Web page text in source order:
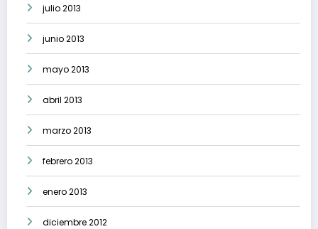
julio 2013
junio 2013
mayo 2013
abril 2013
marzo 2013
febrero 2013
enero 2013
diciembre 2012